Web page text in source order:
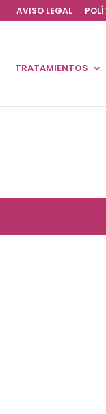
AVISO LEGAL
TRATAMIENTOS